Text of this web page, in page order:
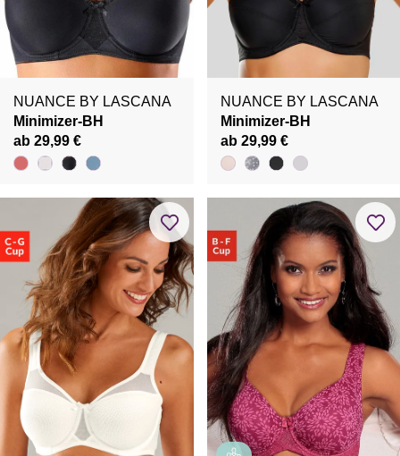
NUANCE BY LASCANA
Minimizer-BH
ab 29,99 €
NUANCE BY LASCANA
Minimizer-BH
ab 29,99 €